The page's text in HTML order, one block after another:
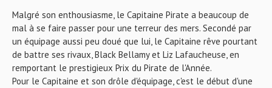
Malgré son enthousiasme, le Capitaine Pirate a beaucoup de
mal à se faire passer pour une terreur des mers. Secondé par
un équipage aussi peu doué que lui, le Capitaine rêve pourtant
de battre ses rivaux, Black Bellamy et Liz Lafaucheuse, en
remportant le prestigieux Prix du Pirate de l'Année.
Pour le Capitaine et son drôle d'équipage, c'est le début d'une